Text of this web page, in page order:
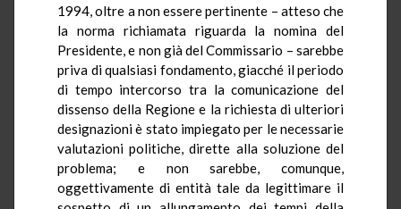
1994, oltre a non essere pertinente – atteso che
la norma richiamata riguarda la nomina del
Presidente, e non già del Commissario – sarebbe
priva di qualsiasi fondamento, giacché il periodo
di tempo intercorso tra la comunicazione del
dissenso della Regione e la richiesta di ulteriori
designazioni è stato impiegato per le necessarie
valutazioni politiche, dirette alla soluzione del
problema; e non sarebbe, comunque,
oggettivamente di entità tale da legittimare il